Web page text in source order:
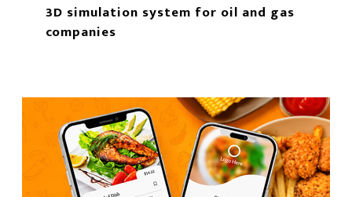
3D simulation system for oil and gas
companies